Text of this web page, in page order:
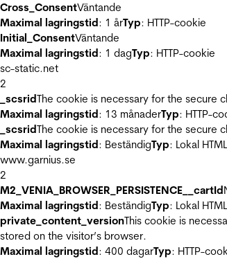
Cross_ConsentVäntande
Maximal lagringstid: 1 årTyp: HTTP-cookie
Initial_ConsentVäntande
Maximal lagringstid: 1 dagTyp: HTTP-cookie
sc-static.net
2
_scsridThe cookie is necessary for the secure
Maximal lagringstid: 13 månaderTyp: HTTP-
_scsridThe cookie is necessary for the secure
Maximal lagringstid: BeständigTyp: Lokal
www.garnius.se
2
M2_VENIA_BROWSER_PERSISTENCE__cartId
Maximal lagringstid: BeständigTyp: Lokal
private_content_versionThis cookie is
stored on the visitor’s browser.
Maximal lagringstid: 400 dagarTyp: HTTP-